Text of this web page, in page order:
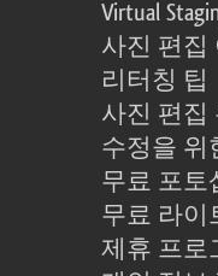
Virtual
사진 편집
리터칭 팁
사진 편집
수정을 위
무료 포토
무료 라이
제휴 프로